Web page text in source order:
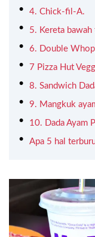
4. Chick-fil-A.
5. Kereta bawah
6. Double
7 Pizza Hut
8. Sandwich
9. Mangkuk
10. Dada Ayam
Apa 5 hal